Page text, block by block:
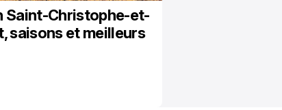
Saint-Christophe-et-
saisons et meilleurs